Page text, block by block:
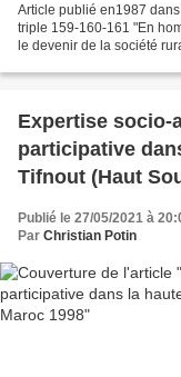
Article publié en1987
triple 159-160-161 "En
le devenir de la société
Expertise socio-
participative
Tifnout (Haut
Publié le 27/05/2021 à
Par Christian Potin